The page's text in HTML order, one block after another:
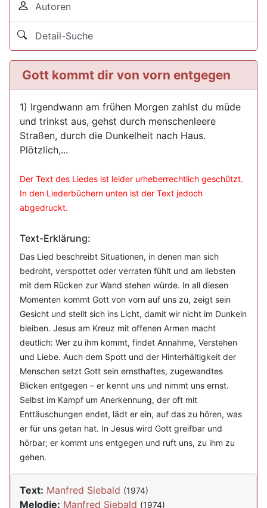
Autoren
Detail-Suche
Gott kommt dir von vorn entgegen
1) Irgendwann am frühen Morgen zahlst du müde
und trinkst aus, gehst durch menschenleere
Straßen, durch die Dunkelheit nach Haus.
Plötzlich,...
Der Text des Liedes ist leider urheberrechtlich geschützt.
In den Liederbüchern unten ist der Text jedoch
abgedruckt.
Text-Erklärung:
Das Lied beschreibt Situationen, in denen man sich
bedroht, verspottet oder verraten fühlt und am liebsten
mit dem Rücken zur Wand stehen würde. In all diesen
Momenten kommt Gott von vorn auf uns zu, zeigt sein
Gesicht und stellt sich ins Licht, damit wir nicht im Dunkeln
bleiben. Jesus am Kreuz mit offenen Armen macht
deutlich: Wer zu ihm kommt, findet Annahme, Verstehen
und Liebe. Auch dem Spott und der Hinterhältigkeit der
Menschen setzt Gott sein ernsthaftes, zugewandtes
Blicken entgegen – er kennt uns und nimmt uns ernst.
Selbst im Kampf um Anerkennung, der oft mit
Enttäuschungen endet, lädt er ein, auf das zu hören, was
er für uns getan hat. In Jesus wird Gott greifbar und
hörbar; er kommt uns entgegen und ruft uns, zu ihm zu
gehen.
Text: Manfred Siebald (1974)
Melodie: Manfred Siebald (1974)